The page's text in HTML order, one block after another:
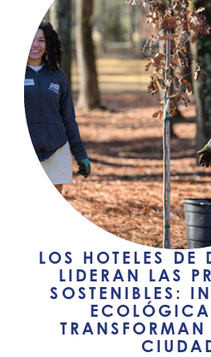
LOS HOTELES DE
LIDERAN LAS
SOSTENIBLES:
TRANSFORMAN